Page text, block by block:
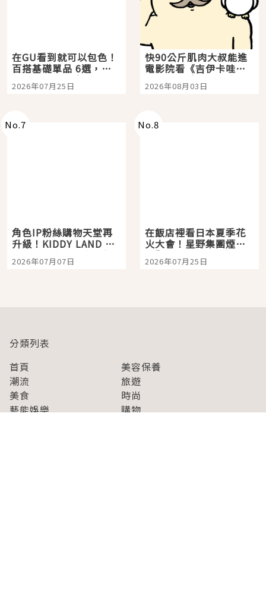
在GU看到就可以包色！
百搭基礎單品 6選，閉
眼全收也不心疼
2026年07月25日
快90公斤肌肉大叔能進
電影院看《吉伊卡哇》
嗎？日本重金屬樂團
「打首」會長與nagano
2026年08月03日
No.7
角色IP粉絲購物天堂再
升級！KIDDY LAND 原
宿店吉伊卡哇迎客，新
開幕 OMOKADO 店3分
2026年07月07日
No.8
在飯店裡看日本夏季花
火大會！星野集團煙火
景觀飯店6選，讓你不用
人擠人悠閒欣賞
2026年07月25日
分類列表
首頁
美容保養
潮流
旅遊
美食
時尚
藝能娛樂
購物